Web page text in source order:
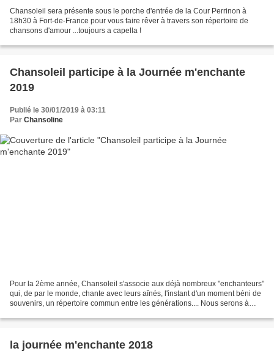
Chansoleil sera présente sous le porche d'entrée de la Cour Perrinon à
18h30 à Fort-de-France pour vous faire rêver à travers son répertoire de
chansons d'amour ...toujours a capella !
Chansoleil participe à la Journée m'enchante
2019
Publié le 30/01/2019 à 03:11
Par Chansoline
Pour la 2ème année, Chansoleil s'associe aux déjà nombreux "enchanteurs"
qui, de par le monde, chante avec leurs aînés, l'instant d'un moment béni de
souvenirs, un répertoire commun entre les générations.... Nous serons à
la journée m'enchante 2018